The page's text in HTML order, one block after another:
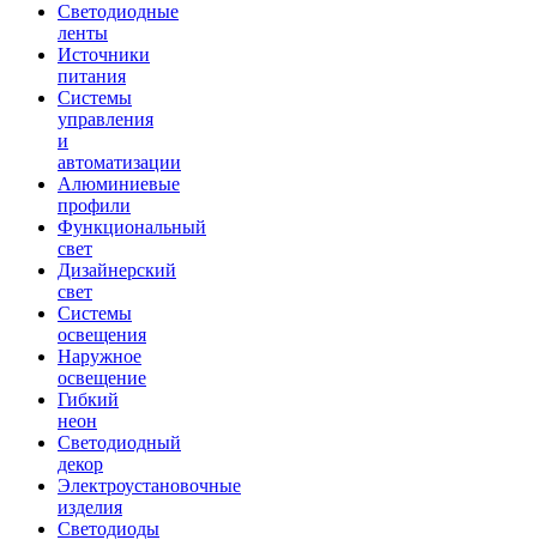
Светодиодные
ленты
Источники
питания
Системы
управления
и
автоматизации
Алюминиевые
профили
Функциональный
свет
Дизайнерский
свет
Системы
освещения
Наружное
освещение
Гибкий
неон
Светодиодный
декор
Электроустановочные
изделия
Светодиоды